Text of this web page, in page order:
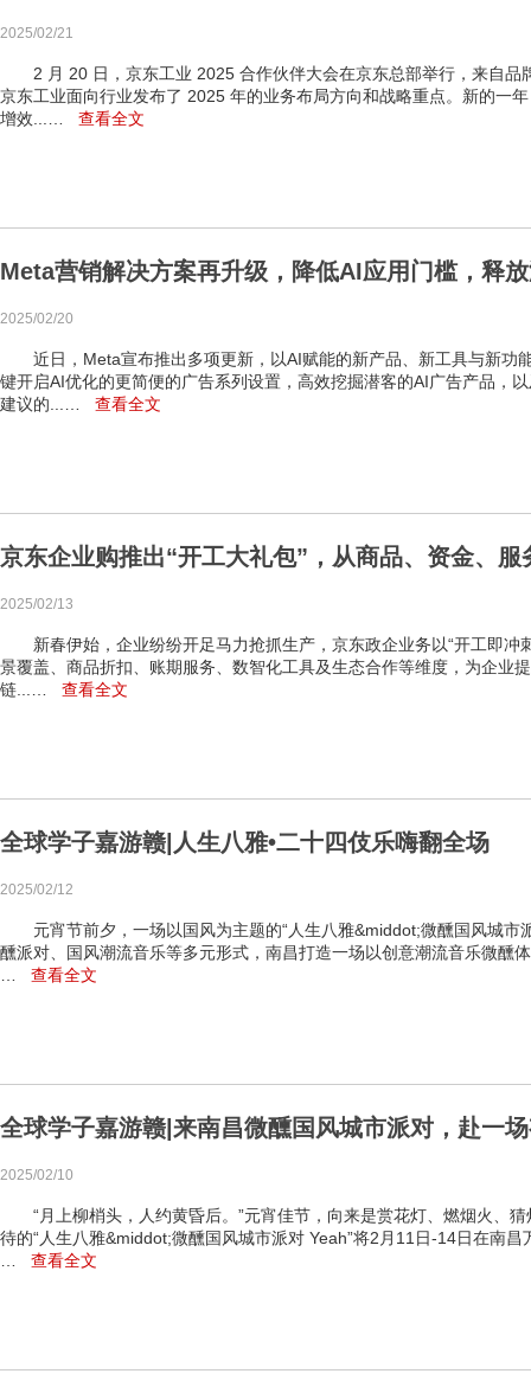
2025/02/21
2 月 20 日，京东工业 2025 合作伙伴大会在京东总部举行，来自品
京东工业面向行业发布了 2025 年的业务布局方向和战略重点。新的一
增效...… 查看全文
Meta营销解决方案再升级，降低AI应用门槛，释
2025/02/20
近日，Meta宣布推出多项更新，以AI赋能的新产品、新工具与新功
键开启AI优化的更简便的广告系列设置，高效挖掘潜客的AI广告产品，
建议的...… 查看全文
京东企业购推出“开工大礼包”，从商品、资金、
2025/02/13
新春伊始，企业纷纷开足马力抢抓生产，京东政企业务以“开工即冲
景覆盖、商品折扣、账期服务、数智化工具及生态合作等维度，为企业
链...… 查看全文
全球学子嘉游赣|人生八雅•二十四伎乐嗨翻全场
2025/02/12
元宵节前夕，一场以国风为主题的“人生八雅&middot;微醺国风城市
醺派对、国风潮流音乐等多元形式，南昌打造一场以创意潮流音乐微醺
查看全文
全球学子嘉游赣|来南昌微醺国风城市派对，赴一
2025/02/10
“月上柳梢头，人约黄昏后。”元宵佳节，向来是赏花灯、燃烟火、
待的“人生八雅&middot;微醺国风城市派对 Yeah”将2月11日-14日在南
查看全文